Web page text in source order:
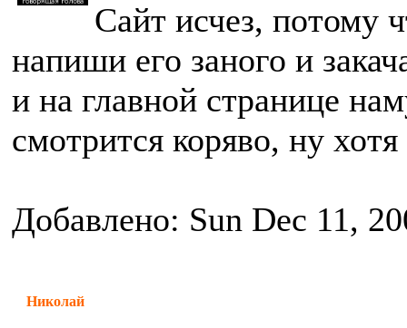
Сайт исчез, потому
напиши его заного и
и на главной странице
смотрится коряво, ну
Добавлено: Sun Dec 11,
Николай